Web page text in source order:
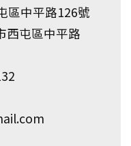
區中平路126號
西屯區中平路